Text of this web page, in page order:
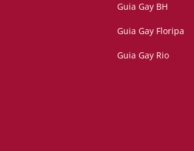
Guia Gay BH
Guia Gay Floripa
Guia Gay Rio